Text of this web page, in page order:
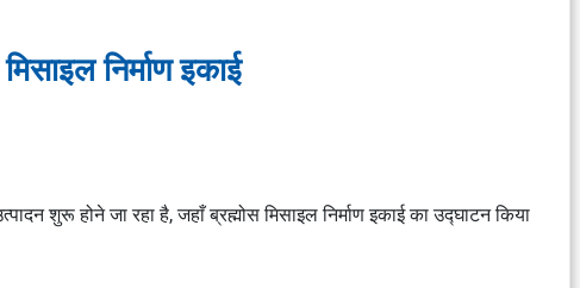
निर्माण इकाई
शुरू होने जा रहा है, जहाँ ब्रह्मोस मिसाइल निर्माण इकाई का उद्घाटन किया